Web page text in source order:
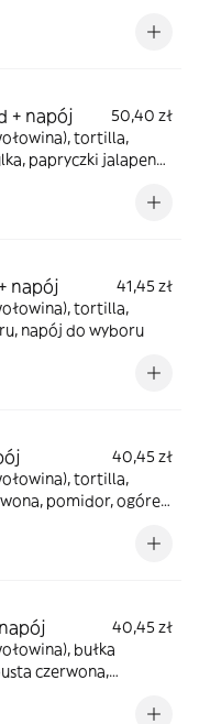
+ napój
50,40 zł
tortilla,
papryczki jalapeno,
napój
41,45 zł
tortilla,
napój do wyboru
40,45 zł
tortilla,
pomidor, ogórek,
40,45 zł
bułka
czerwona,